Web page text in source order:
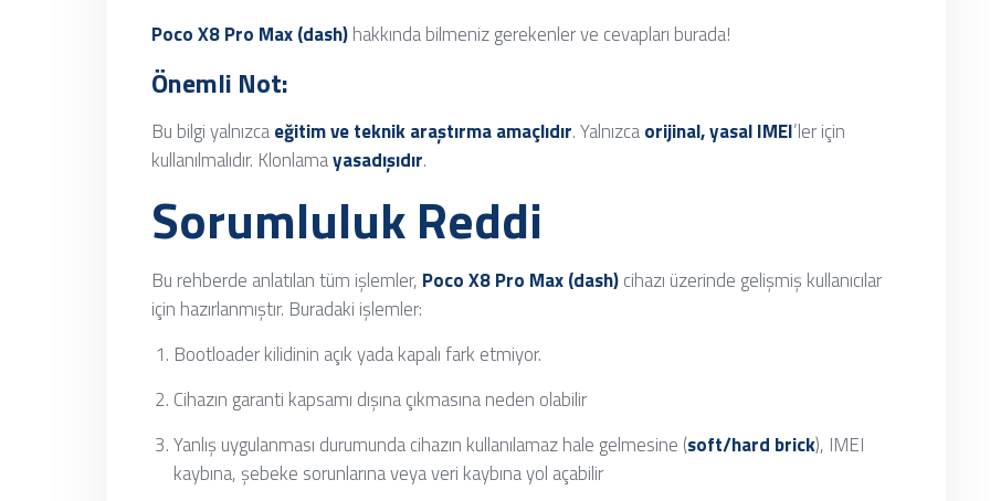
Poco X8 Pro Max (dash)hakkında bilmeniz gerekenler ve cevapları burada!
Önemli Not:
Bu bilgi yalnızcaeğitim ve teknik araştırma amaçlıdır. Yalnızcaorijinal, yasal IMEI’ler için
kullanılmalıdır. Klonlamayasadışıdır.
Sorumluluk Reddi
Bu rehberde anlatılan tüm işlemler, Poco X8 Pro Max (dash)cihazı üzerinde gelişmiş kullanıcılar
için hazırlanmıştır. Buradaki işlemler:
Bootloader kilidinin açık yada kapalı fark etmiyor.
Cihazın garanti kapsamı dışına çıkmasına neden olabilir
Yanlış uygulanması durumunda cihazın kullanılamaz hale gelmesine (soft/hard brick), IMEI
kaybına, şebeke sorunlarına veya veri kaybına yol açabilir